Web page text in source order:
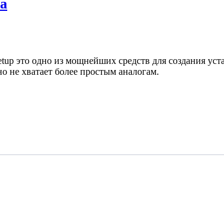
это одно из мощнейших средств для
не хватает более простым аналогам.